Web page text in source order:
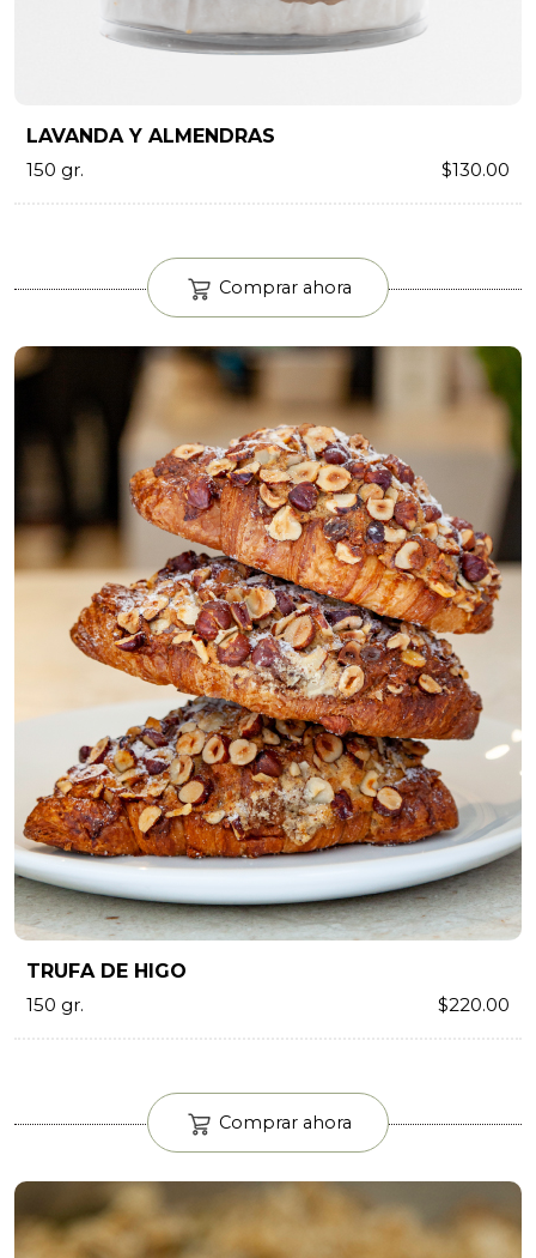
LAVANDA Y ALMENDRAS
150 gr.
$130.00
Comprar ahora
TRUFA DE HIGO
150 gr.
$220.00
Comprar ahora